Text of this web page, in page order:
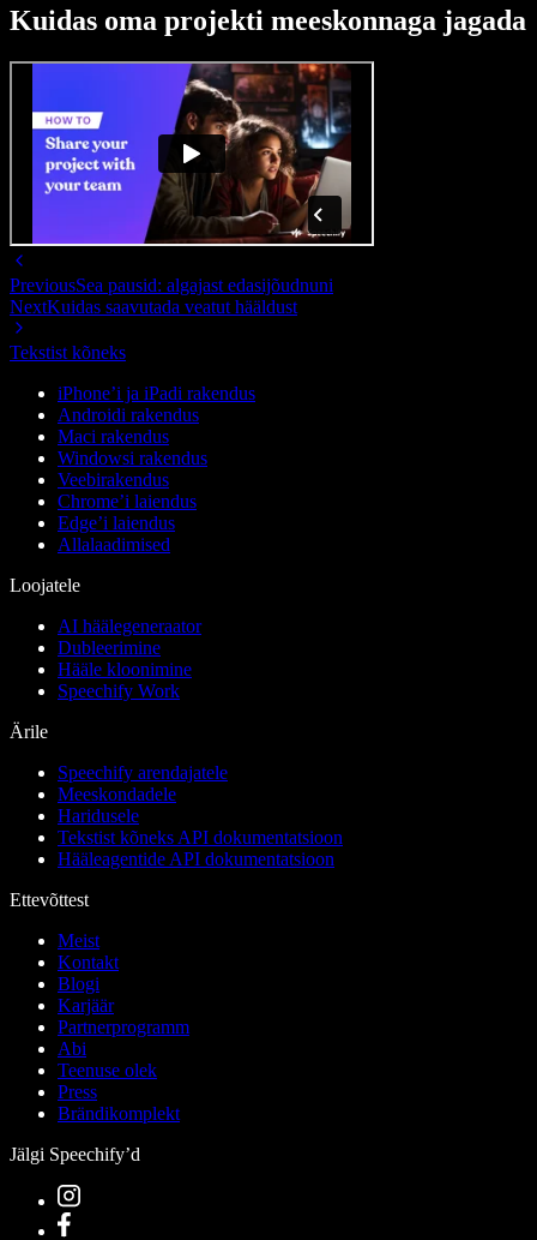
Kuidas oma projekti meeskonnaga jagada
PreviousSea pausid: algajast edasijõudnuni
NextKuidas saavutada veatut hääldust
Tekstist kõneks
iPhone’i ja iPadi rakendus
Androidi rakendus
Maci rakendus
Windowsi rakendus
Veebirakendus
Chrome’i laiendus
Edge’i laiendus
Allalaadimised
Loojatele
AI häälegeneraator
Dubleerimine
Hääle kloonimine
Speechify Work
Ärile
Speechify arendajatele
Meeskondadele
Haridusele
Tekstist kõneks API dokumentatsioon
Hääleagentide API dokumentatsioon
Ettevõttest
Meist
Kontakt
Blogi
Karjäär
Partnerprogramm
Abi
Teenuse olek
Press
Brändikomplekt
Jälgi Speechify’d